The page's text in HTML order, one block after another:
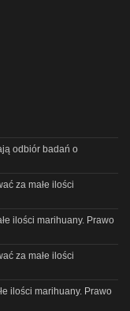
odbiór badań o
za małe ilości
ilości marihuany. Prawo
za małe ilości
ilości marihuany. Prawo